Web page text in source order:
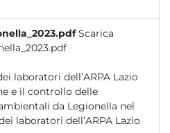
Scarica
e il controllo delle
Legionella nel